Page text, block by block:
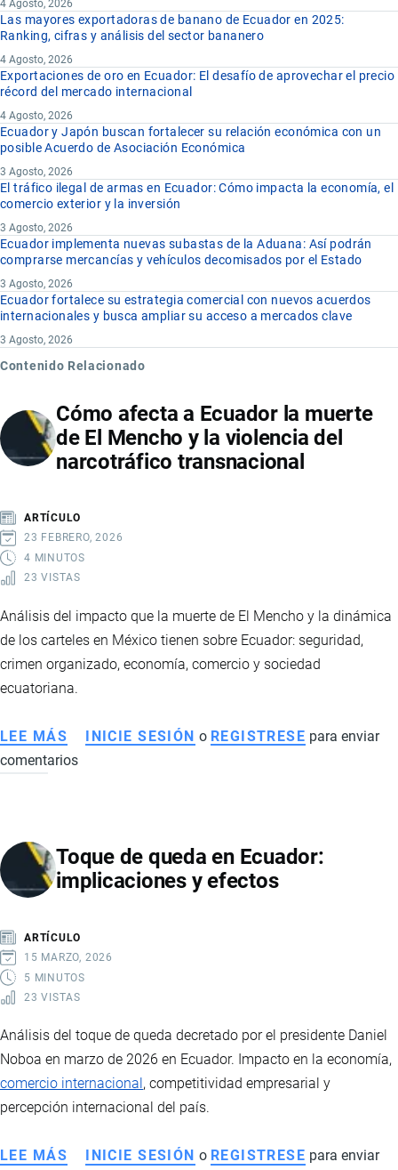
4 Agosto, 2026
Las mayores exportadoras de banano de Ecuador en 2025:
Ranking, cifras y análisis del sector bananero
4 Agosto, 2026
Exportaciones de oro en Ecuador: El desafío de aprovechar el precio
récord del mercado internacional
4 Agosto, 2026
Ecuador y Japón buscan fortalecer su relación económica con un
posible Acuerdo de Asociación Económica
3 Agosto, 2026
El tráfico ilegal de armas en Ecuador: Cómo impacta la economía, el
comercio exterior y la inversión
3 Agosto, 2026
Ecuador implementa nuevas subastas de la Aduana: Así podrán
comprarse mercancías y vehículos decomisados por el Estado
3 Agosto, 2026
Ecuador fortalece su estrategia comercial con nuevos acuerdos
internacionales y busca ampliar su acceso a mercados clave
3 Agosto, 2026
Contenido Relacionado
Cómo afecta a Ecuador la muerte
de El Mencho y la violencia del
narcotráfico transnacional
ARTÍCULO
23 FEBRERO, 2026
4 MINUTOS
23 VISTAS
Análisis del impacto que la muerte de El Mencho y la dinámica
de los carteles en México tienen sobre Ecuador: seguridad,
crimen organizado, economía, comercio y sociedad
ecuatoriana.
LEE MÁS SOBRE
CÓMO
LA
MUERTE
MENCHO
Y
LA
DEL
TRANSNACIONAL
INICIE SESIÓN o REGISTRESE para enviar
comentarios
Toque de queda en Ecuador:
implicaciones y efectos
ARTÍCULO
15 MARZO, 2026
5 MINUTOS
23 VISTAS
Análisis del toque de queda decretado por el presidente Daniel
Noboa en marzo de 2026 en Ecuador. Impacto en la economía,
comercio internacional , competitividad empresarial y
percepción internacional del país.
LEE MÁS SOBRE
INICIE SESIÓN o REGISTRESE para enviar